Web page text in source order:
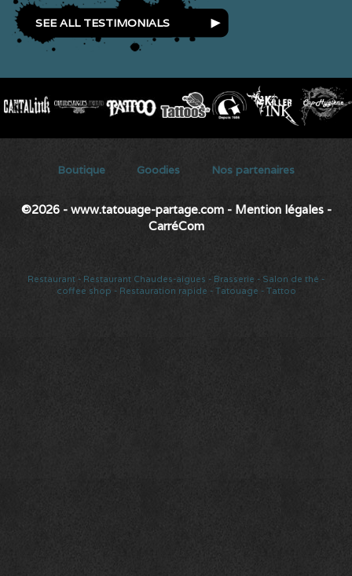
SEE ALL TESTIMONIALS
Boutique Goodies Nos partenaires
©2026 - www.tatouage-partage.com - Mention légales -
CarréCom
Restaurant - Restaurant Chaudes-aigues - Brasserie - Salon de thé -
coffee shop - Restauration rapide - Tatouage - Tattoo